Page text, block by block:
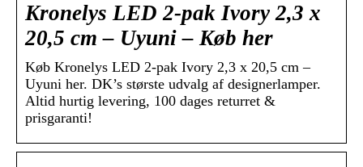
Kronelys LED 2-pak Ivory 2,3 x
20,5 cm – Uyuni – Køb her
Køb Kronelys LED 2-pak Ivory 2,3 x 20,5 cm –
Uyuni her. DK’s største udvalg af designerlamper.
Altid hurtig levering, 100 dages returret &
prisgaranti!